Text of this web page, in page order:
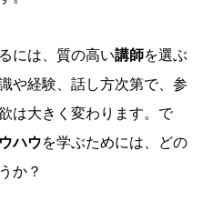
には、質の高い講師を選ぶ
や経験、話し方次第で、参
は大きく変わります。で
ハウを学ぶためには、どの
か？